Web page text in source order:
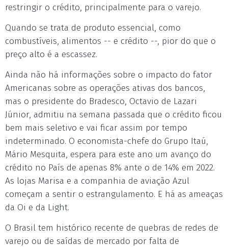
restringir o crédito, principalmente para o varejo.
Quando se trata de produto essencial, como
combustíveis, alimentos -- e crédito --, pior do que o
preço alto é a escassez.
Ainda não há informações sobre o impacto do fator
Americanas sobre as operações ativas dos bancos,
mas o presidente do Bradesco, Octavio de Lazari
Júnior, admitiu na semana passada que o crédito ficou
bem mais seletivo e vai ficar assim por tempo
indeterminado. O economista-chefe do Grupo Itaú,
Mário Mesquita, espera para este ano um avanço do
crédito no País de apenas 8% ante o de 14% em 2022.
As lojas Marisa e a companhia de aviação Azul
começam a sentir o estrangulamento. E há as ameaças
da Oi e da Light.
O Brasil tem histórico recente de quebras de redes de
varejo ou de saídas de mercado por falta de